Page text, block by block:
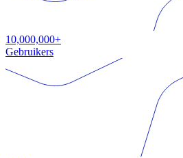
10,000,000+
Gebruikers